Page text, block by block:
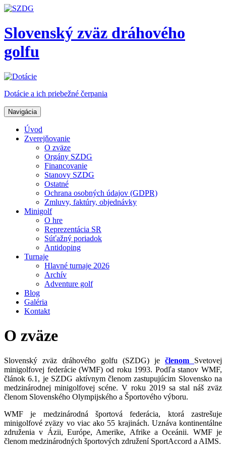
Slovenský zväz dráhového
golfu
Dotácie a ich priebežné čerpania
Navigácia
Úvod
Zverejňovanie
O zväze
Orgány SZDG
Financovanie
Stanovy SZDG
Ostatné
Ochrana osobných údajov (GDPR)
Zmluvy, faktúry, objednávky
Minigolf
O hre
Reprezentácia SR
Súťažný poriadok
Antidoping
Turnaje
Hlavné turnaje 2026
Archív
Adventure golf
Blog
Galéria
Kontakt
O zväze
Slovenský zväz dráhového golfu (SZDG) je členom Svetovej
minigolfovej federácie (WMF) od roku 1993. Podľa stanov WMF,
článok 6.1, je SZDG aktívnym členom zastupujúcim Slovensko na
medzinárodnej minigolfovej scéne. V roku 2019 sa stal náš zväz
členom Slovenského Olympijského a Športového výboru.
WMF je medzinárodná športová federácia, ktorá zastrešuje
minigolfové zväzy vo viac ako 55 krajinách. Uznáva kontinentálne
združenia v Ázii, Európe, Amerike, Afrike a Oceánii. WMF je
členom medzinárodných športových združení SportAccord a AIMS.